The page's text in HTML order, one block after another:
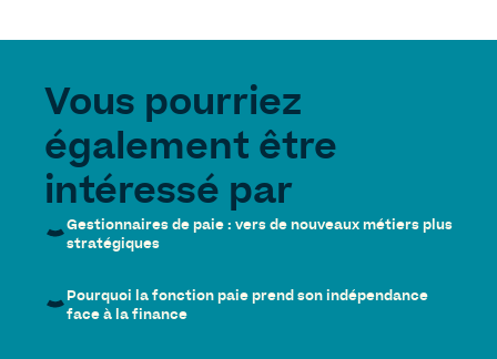
Vous pourriez
également être
intéressé par
Gestionnaires de paie : vers de nouveaux métiers plus
stratégiques
Pourquoi la fonction paie prend son indépendance
face à la finance